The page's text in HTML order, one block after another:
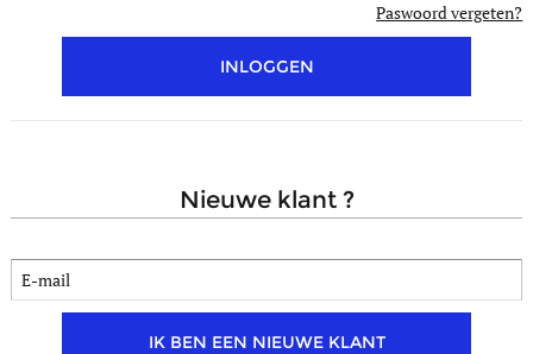
Paswoord vergeten?
INLOGGEN
nieuwe klant ?
IK BEN EEN NIEUWE KLANT